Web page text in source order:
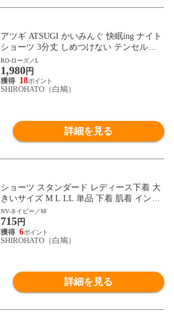
アツギ ATSUGI かいみんぐ 快眠ing ナイト
ショーツ 3分丈 しめつけない テンセル混
単品
RO-ローズ／L
1,980円
18
SHIROHATO（白鳩）
詳細を見る
ショーツ スタンダード レディース下着 大
きいサイズ M L LL 単品 下着 肌着 インナ
ー レディース
NV-ネイビー／M
715円
6
SHIROHATO（白鳩）
詳細を見る